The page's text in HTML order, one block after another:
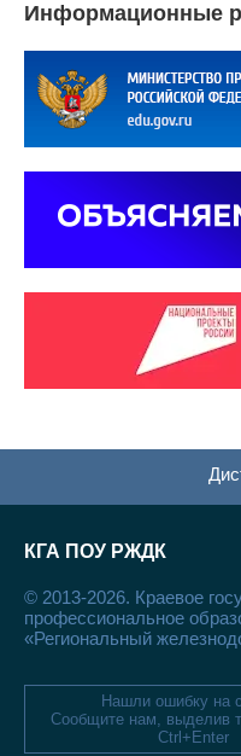
Информационные
КГА ПОУ РЖДК
© 2013-2026. Краевое
профессиональное
«Региональный
Нашли ошибку на
Сообщите нам, выделив
Ctrl+Enter